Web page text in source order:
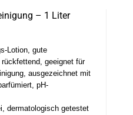
– 1 Liter
Lotion,gute
rückfettend,geeignet für
ausgezeichnet mit
pH-
dermatologisch getestet